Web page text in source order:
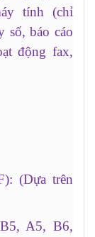
tính (chỉ
số, báo cáo
động fax,
(Dựa trên
A5, B6,